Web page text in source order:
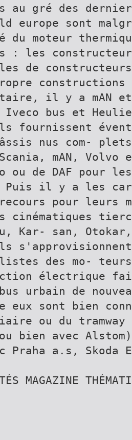
au gré des
europe sont
du moteur
: les
de
constructions
il y a mAN et
Iveco bus et
fournissent
nus com-
mAN, Volvo
ou de DAF pour
il y a les
pour leurs
cinématiques
Kar- san,
des mo-
électrique
urbain de
eux sont bien
ou du tramway
bien avec
Praha a.s,
MAGAZINE